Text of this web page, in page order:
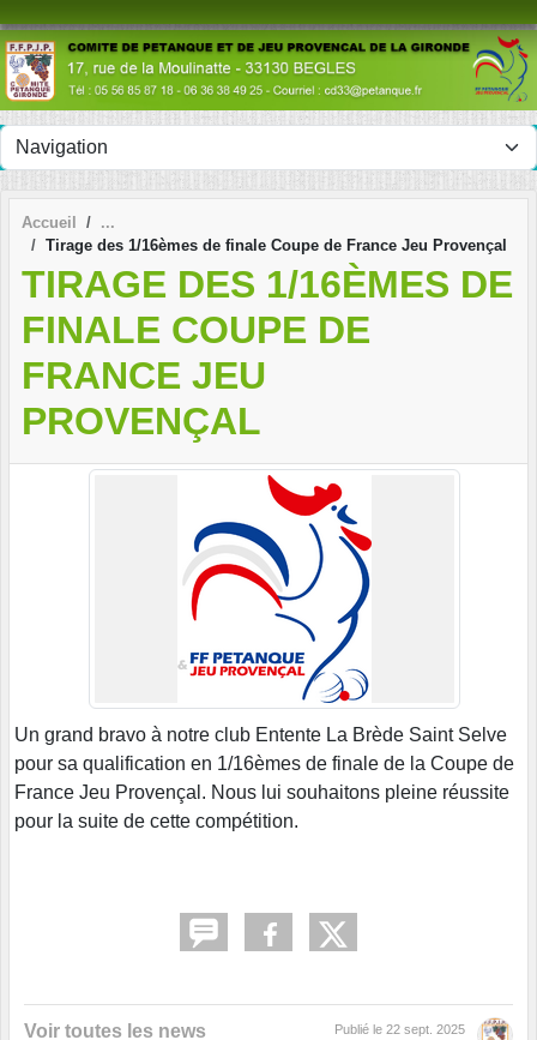
Accueil
Tirage des 1/16èmes de finale Coupe de France Jeu Provençal
TIRAGE DES 1/16ÈMES DE
FINALE COUPE DE
FRANCE JEU
PROVENÇAL
Un grand bravo à notre club Entente La Brède Saint Selve
pour sa qualification en 1/16èmes de finale de la Coupe de
France Jeu Provençal. Nous lui souhaitons pleine réussite
pour la suite de cette compétition.
Voir toutes les news Publié le 22 sept. 2025